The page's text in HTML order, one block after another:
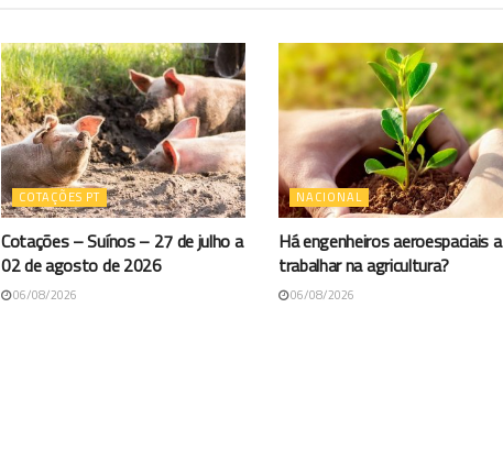
COTAÇÕES PT
Cotações – Suínos – 27 de julho a
02 de agosto de 2026
06/08/2026
NACIONAL
Há engenheiros aeroespaciais a
trabalhar na agricultura?
06/08/2026